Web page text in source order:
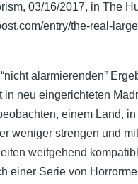
03/16/2017, in The
entry/the-real-
alarmierenden”
in neu eingerichteten
einem Land,
weniger strengen und
weitgehend
einer Serie von